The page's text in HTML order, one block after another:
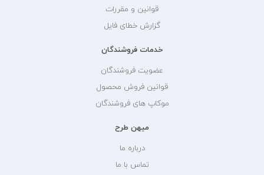
قوانین و مقررات
گزارش خطای فایل
خدمات فروشندگان
عضویت فروشندگان
قوانین فروش محصول
موکاپ های فروشندگان
میهن طرح
درباره ما
تماس با ما